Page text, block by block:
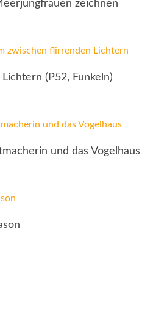
zeichnen
(P52, Funkeln)
und das Vogelhaus